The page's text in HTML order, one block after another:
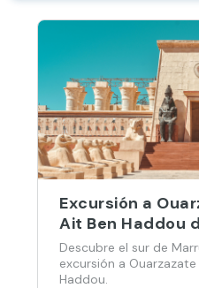
Excursión a
Ait Ben Haddou
Descubre el sur de
excursión a
Haddou.